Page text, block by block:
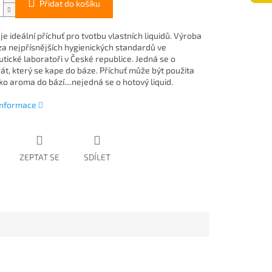
Přidat do košíku
je ideální příchuť pro tvotbu vlastních liquidů. Výroba
nejpřísnějších hygienických standardů ve
laboratoři v České republice. Jedná se o
který se kape do báze. Příchuť může být použita
aroma do bází....nejedná se o hotový liquid.
ZEPTAT SE SDÍLET